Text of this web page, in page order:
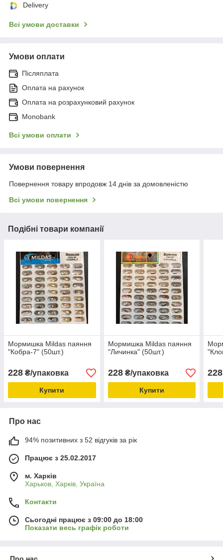
Delivery
Всі умови доставки
Умови оплати
Післяплата
Оплата на рахунок
Оплата на розрахунковий рахунок
Monobank
Всі умови оплати
Умови повернення
Повернення товару впродовж 14 днів за домовленістю
Всі умови повернення
Подібні товари компанії
Мормишка Mildas паяння
"Кобра-7" (50шт.)
228 ₴/упаковка
Купити
Мормишка Mildas паяння
"Личинка" (50шт.)
228₴/упаковка
Купити
228
Про нас
94% позитивних з 52 відгуків за рік
Працює з 25.02.2017
м. Харків
Харьков, Харків, Україна
Контакти
Сьогодні працює з 09:00 до 18:00
Показати весь графік роботи